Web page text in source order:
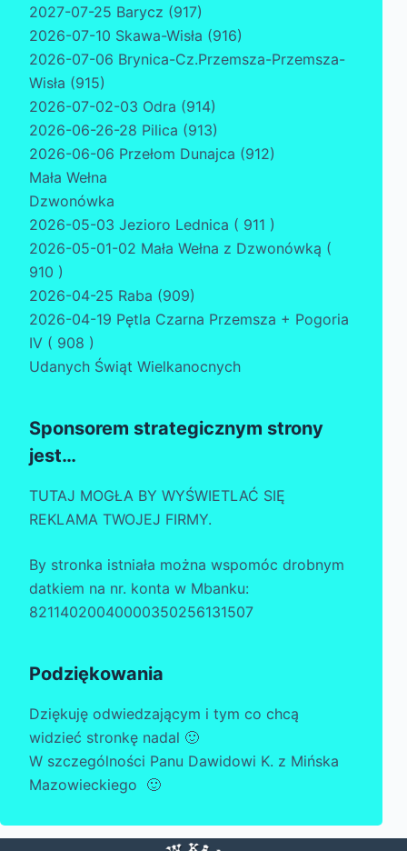
2027-07-25 Barycz (917)
2026-07-10 Skawa-Wisła (916)
2026-07-06 Brynica-Cz.Przemsza-Przemsza-
Wisła (915)
2026-07-02-03 Odra (914)
2026-06-26-28 Pilica (913)
2026-06-06 Przełom Dunajca (912)
Mała Wełna
Dzwonówka
2026-05-03 Jezioro Lednica ( 911 )
2026-05-01-02 Mała Wełna z Dzwonówką (
910 )
2026-04-25 Raba (909)
2026-04-19 Pętla Czarna Przemsza + Pogoria
IV ( 908 )
Udanych Świąt Wielkanocnych
Sponsorem strategicznym strony
jest…
TUTAJ MOGŁA BY WYŚWIETLAĆ SIĘ
REKLAMA TWOJEJ FIRMY.
By stronka istniała można wspomóc drobnym
datkiem na nr. konta w Mbanku:
82114020040000350256131507
Podziękowania
Dziękuję odwiedzającym i tym co chcą
widzieć stronkę nadal 🙂
W szczególności Panu Dawidowi K. z Mińska
Mazowieckiego 🙂